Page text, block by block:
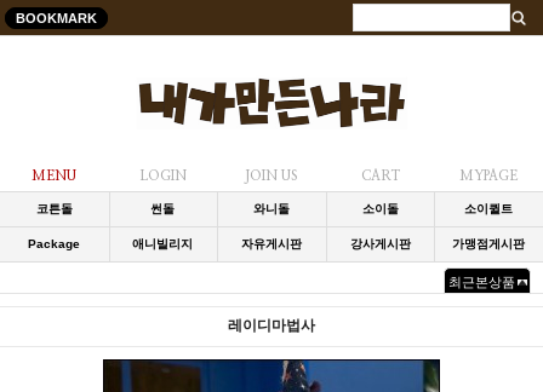
BOOKMARK
MENU LOGIN JOIN US CART MYPAGE
코튼돌 썬돌 와니돌 소이돌 소이퀼트
Package 애니빌리지 자유게시판 강사게시판 가맹점게시판
최근본상품
레이디마법사